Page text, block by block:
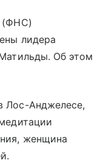
(ФНС)
лидера
Об этом
Лос-Анджелесе,
женщина